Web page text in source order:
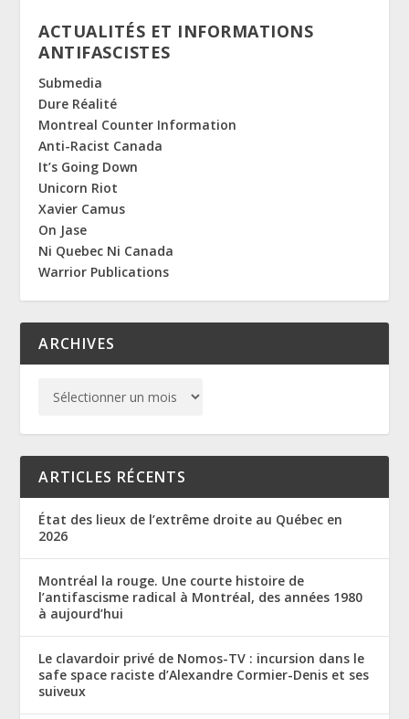
ACTUALITÉS ET INFORMATIONS
ANTIFASCISTES
Submedia
Dure Réalité
Montreal Counter Information
Anti-Racist Canada
It’s Going Down
Unicorn Riot
Xavier Camus
On Jase
Ni Quebec Ni Canada
Warrior Publications
ARCHIVES
ARTICLES RÉCENTS
État des lieux de l’extrême droite au Québec en
2026
Montréal la rouge. Une courte histoire de
l’antifascisme radical à Montréal, des années 1980
à aujourd’hui
Le clavardoir privé de Nomos-TV : incursion dans le
safe space raciste d’Alexandre Cormier-Denis et ses
suiveux